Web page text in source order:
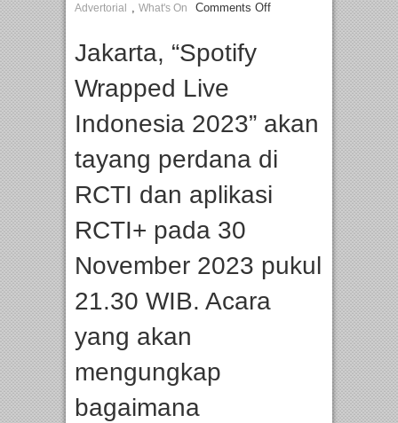
Advertorial
, What's On Comments Off
Jakarta, “Spotify
Wrapped Live
Indonesia 2023” akan
tayang perdana di
RCTI dan aplikasi
RCTI+ pada 30
November 2023 pukul
21.30 WIB. Acara
yang akan
mengungkap
bagaimana